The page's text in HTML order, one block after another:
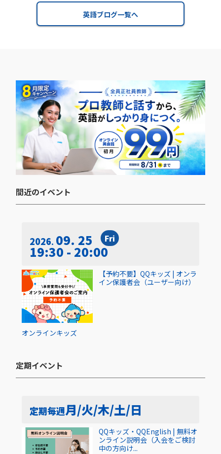
英語ブログ一覧へ
間近のイベント​
2026 09. 25 Fri
19:30 - 20:00
オンラインキッズ
【予約不要】QQキッズ | オンラ
イン保護者会（ユーザー向け）
定期イベント​
定期毎週月/火/木/土/日
QQキッズ・QQEnglish | 無料オ
ンライン説明会（入会をご検討
中の方向け...